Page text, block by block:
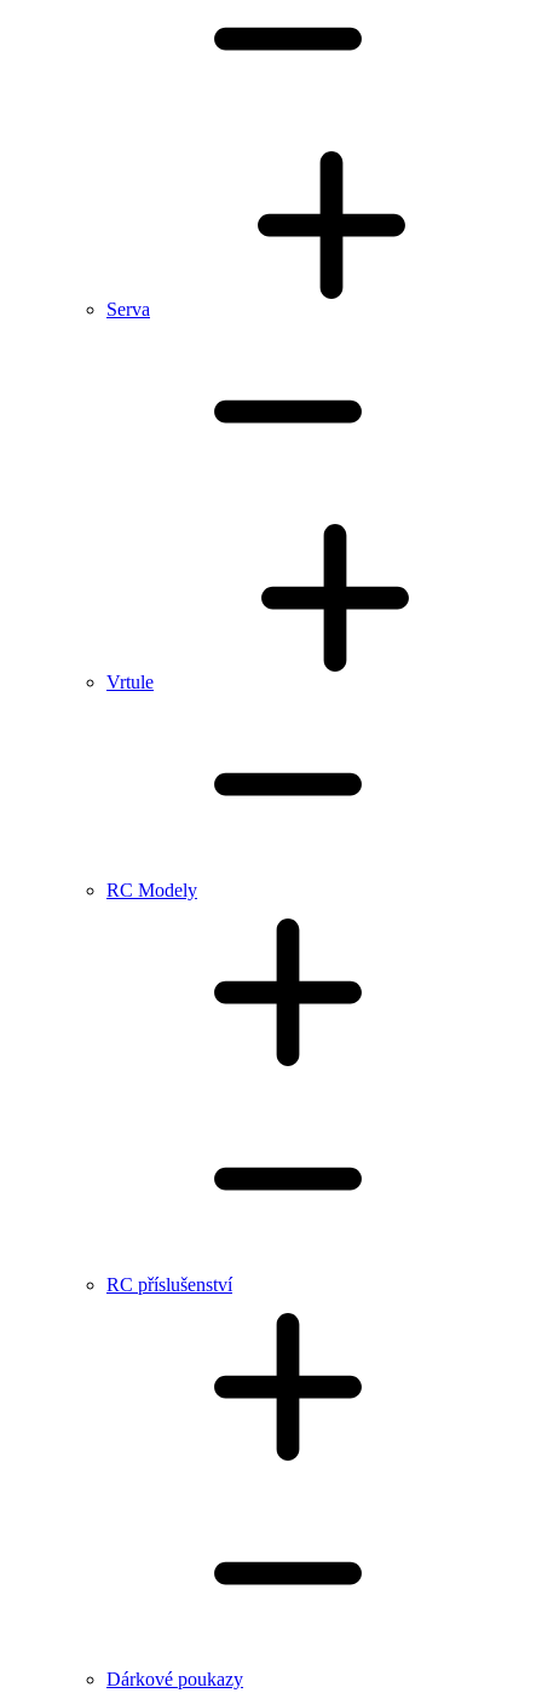
Serva
Vrtule
RC Modely
RC příslušenství
Dárkové poukazy